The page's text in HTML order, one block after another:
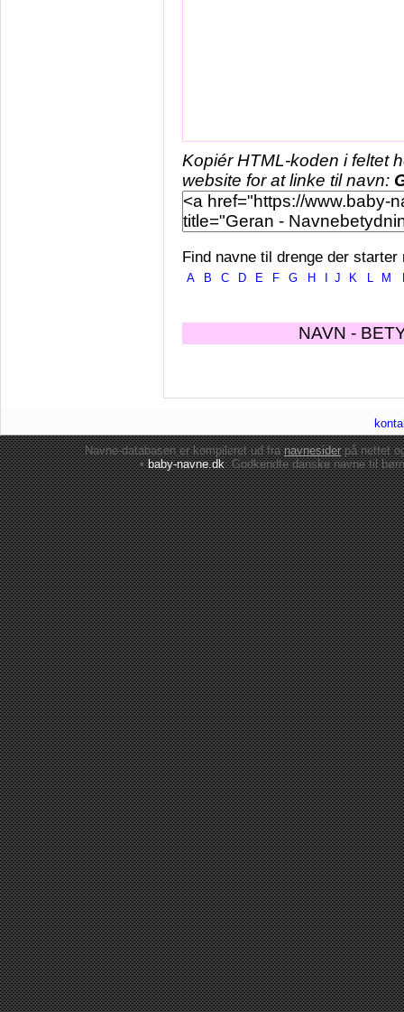
Kopiér HTML-koden i feltet
website for at linke til navn:
Find navne til drenge der starter
A B C D E F G H J K L M
NAVN -
Navne-databasen er kompileret ud franavnesiderpå nettet
•baby-navne.dk: Godkendte danskenavne til børn